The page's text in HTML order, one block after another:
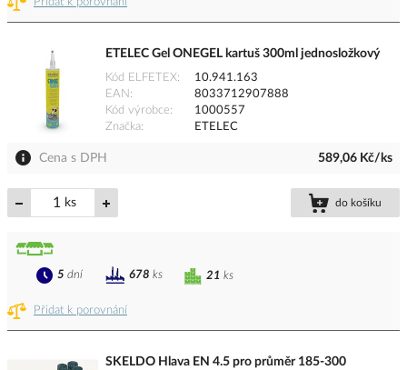
Přidat k porovnání
ETELEC Gel ONEGEL kartuš 300ml jednosložkový
Kód ELFETEX
10.941.163
EAN
8033712907888
Kód výrobce
1000557
Značka
ETELEC
Cena s DPH 589,06 Kč/ks
ks do košíku
Přidat k porovnání
21 ks
5 dní 678 ks
SKELDO Hlava EN 4.5 pro průměr 185-300